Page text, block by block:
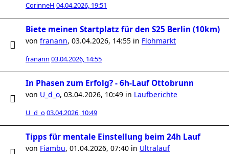
CorinneH 04.04.2026, 19:51
Biete meinen Startplatz für den S25 Berlin (10km)
von franann, 03.04.2026, 14:55 in Flohmarkt
franann 03.04.2026, 14:55
In Phasen zum Erfolg? - 6h-Lauf Ottobrunn
von U_d_o, 03.04.2026, 10:49 in Laufberichte
U_d_o03.04.2026, 10:49
Tipps für mentale Einstellung beim 24h Lauf
von Fiambu, 01.04.2026, 07:40 in Ultralauf